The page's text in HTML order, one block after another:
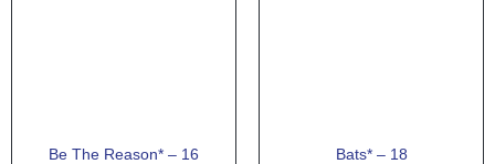
Be The Reason* – 16 Bats* – 18